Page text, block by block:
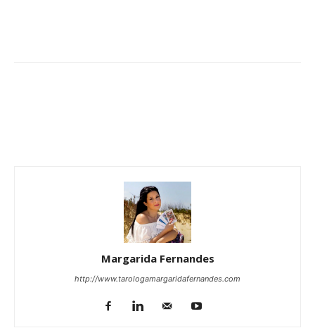
Margarida Fernandes
http://www.tarologamargaridafernandes.com